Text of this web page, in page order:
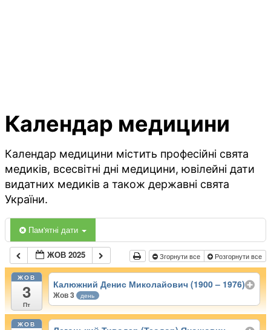
Календар медицини
Календар медицини містить професійні свята
медиків, всесвітні дні медицини, ювілейні дати
видатних медиків а також державні свята
України.
Пам'ятні дати
ЖОВ 2025 Згорнути все Розгорнути все
ЖОВ
3
Пт
Калюжний Денис Миколайович (1900 – 1976)
Жов 3 день
ЖОВ